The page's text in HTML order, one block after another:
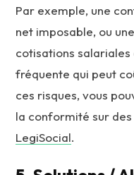
Par exemple, une
net imposable, ou
cotisations
fréquente qui peut
ces risques, vous
la conformité sur
LegiSocial.